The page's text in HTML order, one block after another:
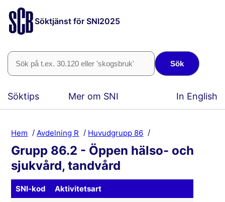
Söktjänst för SNI2025
Sök
Söktips Mer om SNI In English
Hem Avdelning R Huvudgrupp 86
Grupp 86.2 - Öppen hälso- och
sjukvård, tandvård
SNI-kod
Aktivitetsart